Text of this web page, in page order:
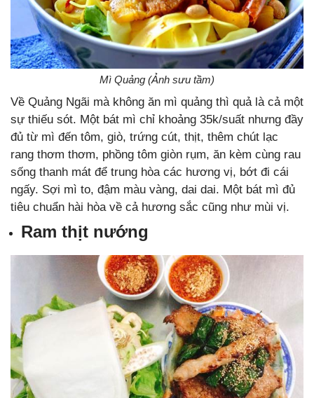
Mì Quảng (Ảnh sưu tầm)
Về Quảng Ngãi mà không ăn mì quảng thì quả là cả một
sự thiếu sót. Một bát mì chỉ khoảng 35k/suất nhưng đầy
đủ từ mì đến tôm, giò, trứng cút, thịt, thêm chút lạc
rang thơm thơm, phồng tôm giòn rụm, ăn kèm cùng rau
sống thanh mát để trung hòa các hương vị, bớt đi cái
ngấy. Sợi mì to, đậm màu vàng, dai dai. Một bát mì đủ
tiêu chuẩn hài hòa về cả hương sắc cũng như mùi vị.
Ram thịt nướng